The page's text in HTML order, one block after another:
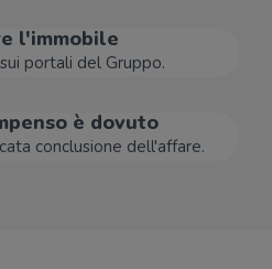
l'immobile
portali del Gruppo.
è dovuto
conclusione dell'affare.